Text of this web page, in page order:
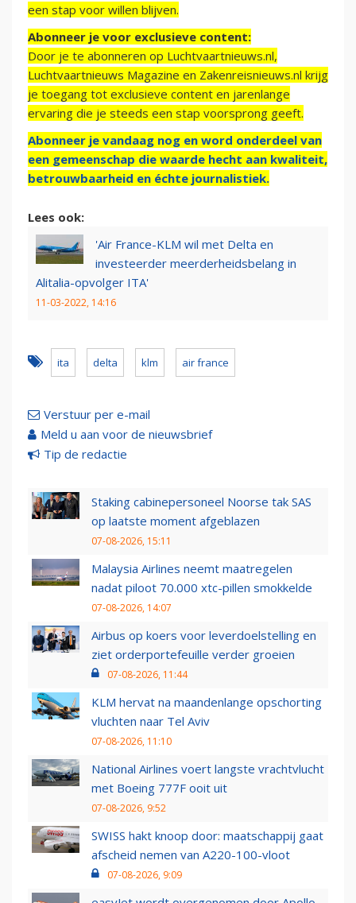
een stap voor willen blijven.
Abonneer je voor exclusieve content:
Door je te abonneren op Luchtvaartnieuws.nl,
Luchtvaartnieuws Magazine en Zakenreisnieuws.nl krijg
je toegang tot exclusieve content en jarenlange
ervaring die je steeds een stap voorsprong geeft.
Abonneer je vandaag nog en word onderdeel van
een gemeenschap die waarde hecht aan kwaliteit,
betrouwbaarheid en échte journalistiek.
Lees ook:
'Air France-KLM wil met Delta en
investeerder meerderheidsbelang in
Alitalia-opvolger ITA'
11-03-2022, 14:16
ita delta klm air france
Verstuur per e-mail
Meld u aan voor de nieuwsbrief
Tip de redactie
Staking cabinepersoneel Noorse tak SAS
op laatste moment afgeblazen
07-08-2026, 15:11
Malaysia Airlines neemt maatregelen
nadat piloot 70.000 xtc-pillen smokkelde
07-08-2026, 14:07
Airbus op koers voor leverdoelstelling en
ziet orderportefeuille verder groeien
07-08-2026, 11:44
KLM hervat na maandenlange opschorting
vluchten naar Tel Aviv
07-08-2026, 11:10
National Airlines voert langste vrachtvlucht
met Boeing 777F ooit uit
07-08-2026, 9:52
SWISS hakt knoop door: maatschappij gaat
afscheid nemen van A220-100-vloot
07-08-2026, 9:09